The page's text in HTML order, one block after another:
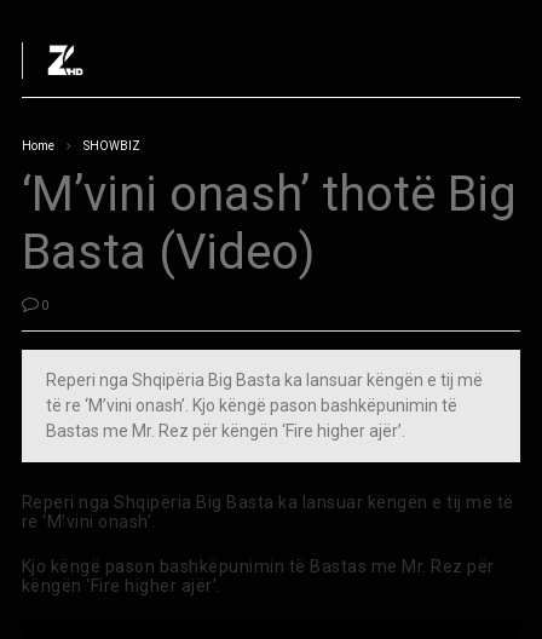
Home SHOWBIZ
‘M’vini onash’ thotë Big
Basta (Video)
0
Reperi nga Shqipëria Big Basta ka lansuar këngën e tij më
të re ‘M’vini onash’. Kjo këngë pason bashkëpunimin të
Bastas me Mr. Rez për këngën ‘Fire higher ajër’.
Reperi nga Shqipëria Big Basta ka lansuar këngën e tij më të
re ‘M’vini onash’.
Kjo këngë pason bashkëpunimin të Bastas me Mr. Rez për
këngën ‘Fire higher ajër’.